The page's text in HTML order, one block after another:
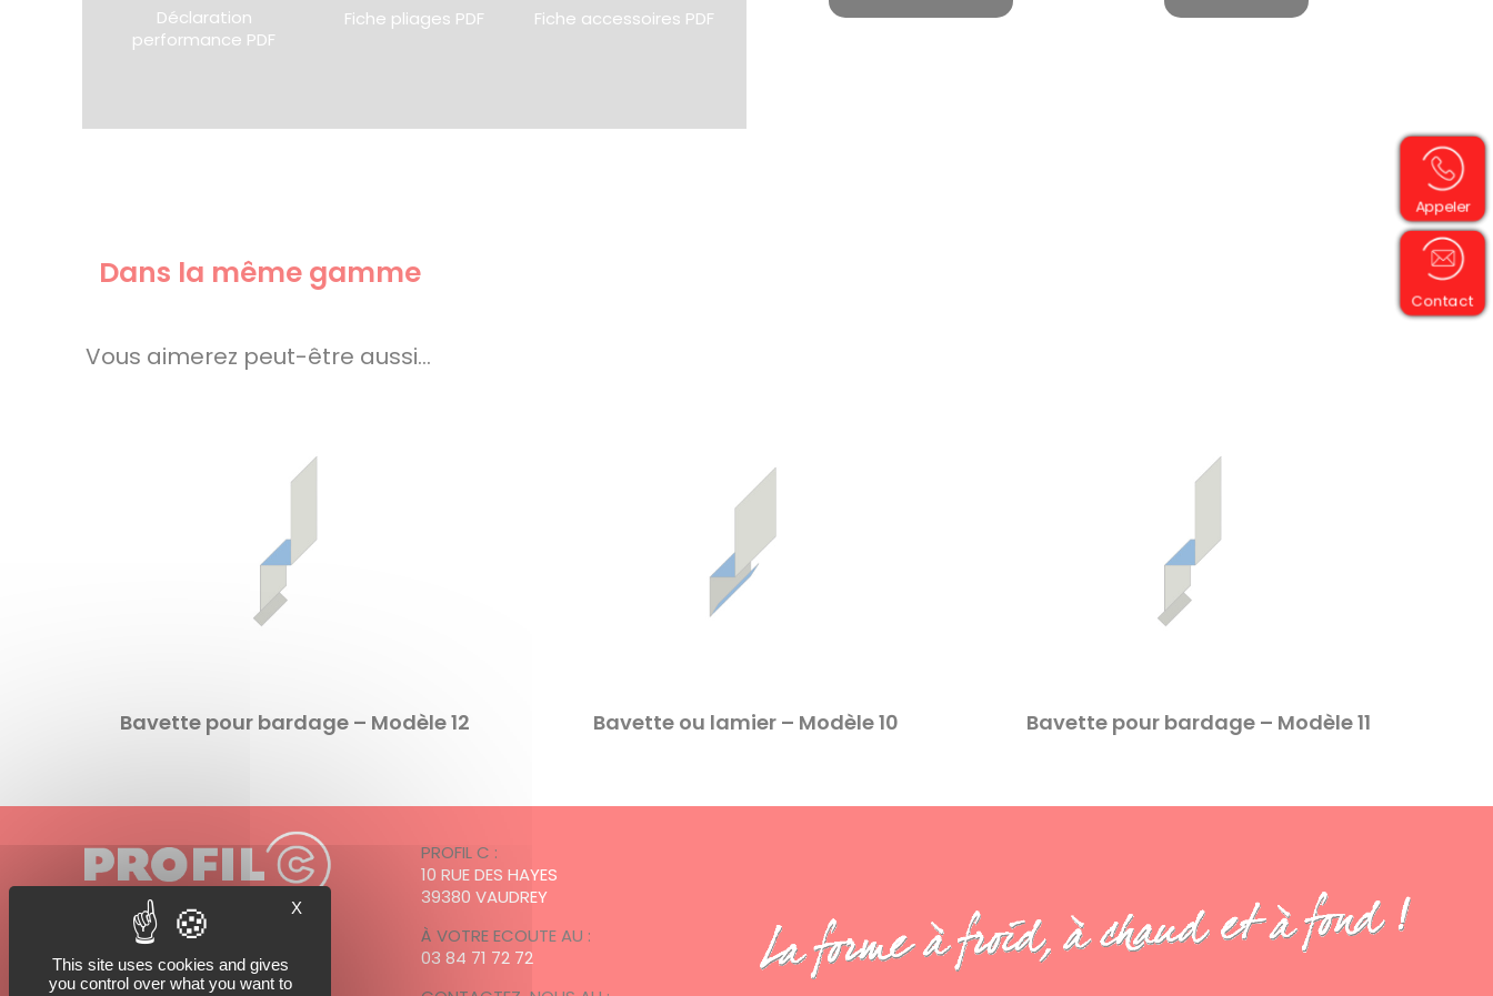
Déclaration
performance PDF
Fiche pliages PDF Fiche accessoires PDF
Dans la même gamme
Vous aimerez peut-être aussi…
Bavette pour bardage – Modèle 12 Bavette ou lamier – Modèle 10 Bavette pour bardage – Modèle 11
PROFIL C est adhérent à
PROFIL C :
10 RUE DES HAYES
39380 VAUDREY
À VOTRE ECOUTE AU :
03 84 71 72 72
Appeler
Contact
X
This site uses cookies and gives
you control over what you want to